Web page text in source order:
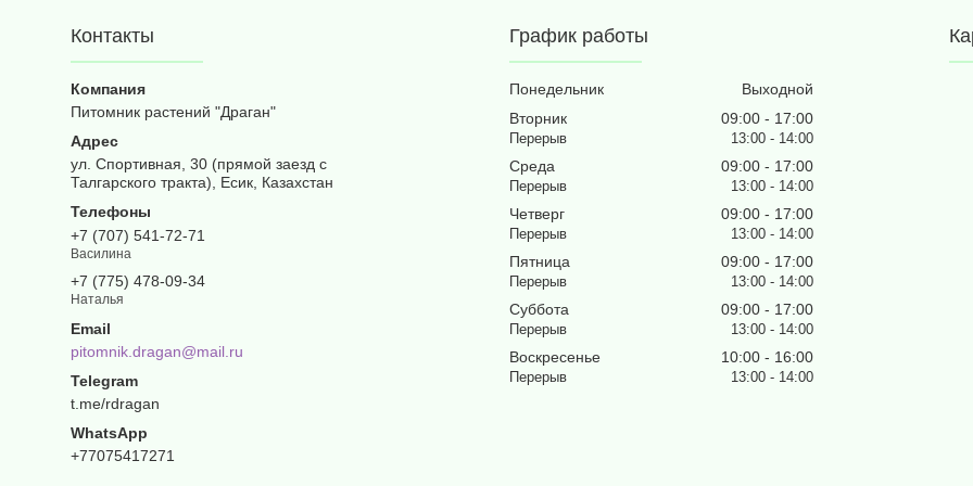
Контакты
Питомник растений "Драган"
ул. Спортивная, 30 (прямой заезд с
Талгарского тракта), Есик, Казахстан
+7 (707) 541-72-71
Василина
+7 (775) 478-09-34
Наталья
pitomnik.dragan@mail.ru
t.me/rdragan
+77075417271
График работы
Понедельник
Выходной
Вторник
09:00 17:00
13:00 14:00
Среда 09:00 17:00
13:00 14:00
Четверг 09:00 17:00
13:00 14:00
Пятница 09:00 17:00
13:00 14:00
Суббота 09:00 17:00
13:00 14:00
Воскресенье 10:00 16:00
13:00 14:00